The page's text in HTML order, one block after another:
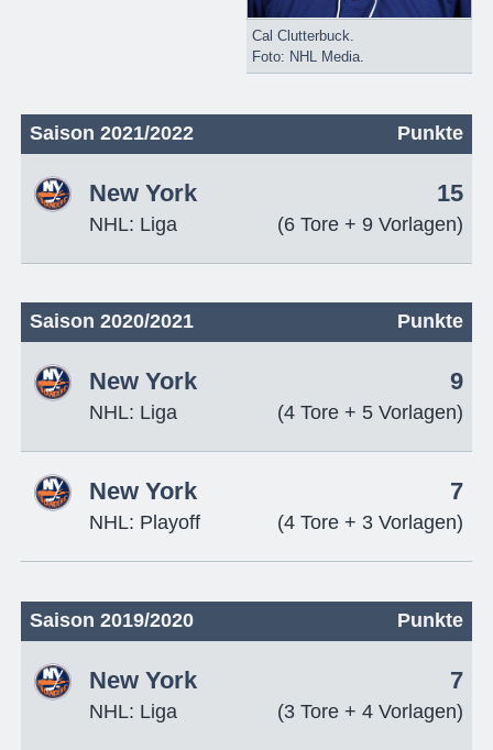
Cal Clutterbuck.
Foto: NHL Media.
Saison 2021/2022 Punkte
New York
NHL: Liga
15
(6 Tore + 9 Vorlagen)
Saison 2020/2021 Punkte
New York
NHL: Liga
9
(4 Tore + 5 Vorlagen)
New York
NHL: Playoff
7
(4 Tore + 3 Vorlagen)
Saison 2019/2020 Punkte
New York
NHL: Liga
7
(3 Tore + 4 Vorlagen)